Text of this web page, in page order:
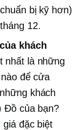
bị kỹ hơn)
12.
khách
nhất là những
để cửa
khách
Đồ của bạn?
giá đặc biệt